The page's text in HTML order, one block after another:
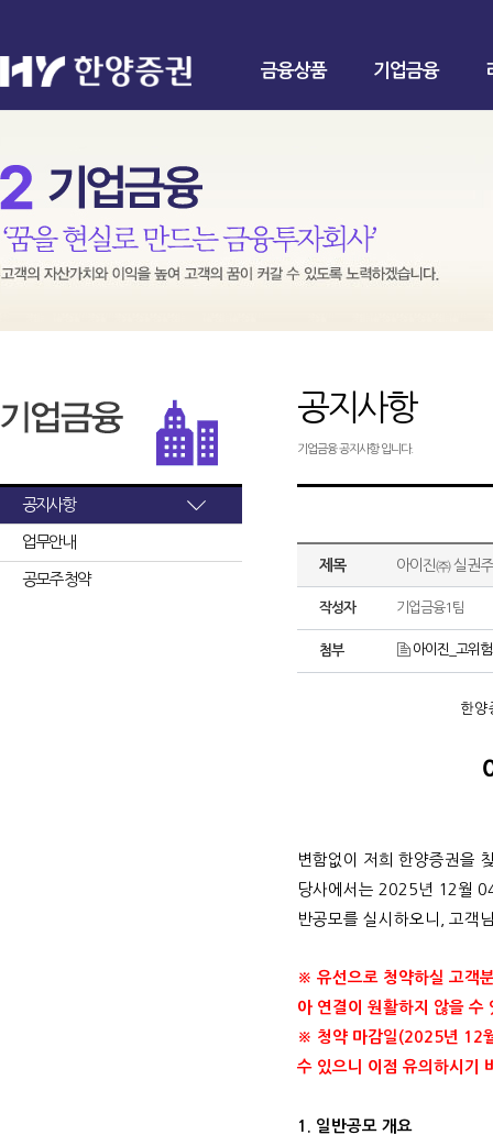
금융상품 기업금융
공지사항
업무안내
공모주 청약
공지사항
기업금융 공지사항 입니다.
제목 아이진㈜ 실권
작성자 기업금융1팀
첨부 아이진_고위
한양
변함없이 저희 한양증권을
당사에서는 2025 년 12 월
반공모를 실시하오니
고객
※ 유선으로 청약하실 고객
아 연결이 원활하지 않을 수
※ 청약 마감일 (2025년 12
수 있으니 이점 유의하시기
1. 일반공모 개요